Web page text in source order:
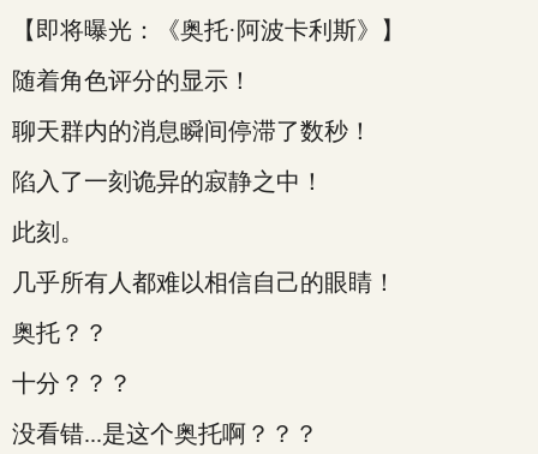
【即将曝光：《奥托·阿波卡利斯》】
随着角色评分的显示！
聊天群内的消息瞬间停滞了数秒！
陷入了一刻诡异的寂静之中！
此刻。
几乎所有人都难以相信自己的眼睛！
奥托？？
十分？？？
没看错...是这个奥托啊？？？